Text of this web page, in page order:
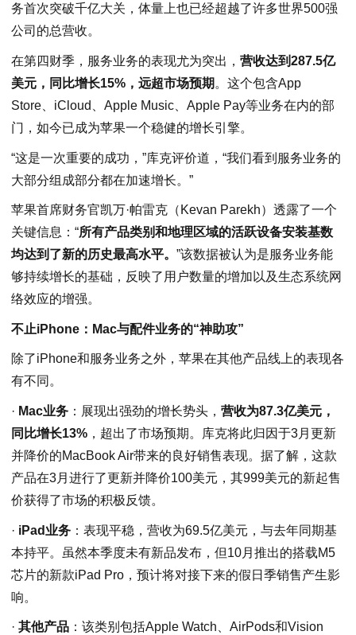
务首次突破千亿大关，体量上也已经超越了许多世界500强
公司的总营收。
在第四财季，服务业务的表现尤为突出， 营收达到287.5亿
美元，同比增长15%，远超市场预期 。这个包含App
Store、iCloud、Apple Music、Apple Pay等业务在内的部
门，如今已成为苹果一个稳健的增长引擎。
“这是一次重要的成功，”库克评价道，“我们看到服务业务的
大部分组成部分都在加速增长。”
苹果首席财务官凯万·帕雷克（Kevan Parekh）透露了一个
关键信息：“所有产品类别和地理区域的活跃设备安装基数
均达到了新的历史最高水平。 ”该数据被认为是服务业务能
够持续增长的基础，反映了用户数量的增加以及生态系统网
络效应的增强。
不止iPhone：Mac与配件业务的“神助攻”
除了iPhone和服务业务之外，苹果在其他产品线上的表现各
有不同。
· Mac业务 ：展现出强劲的增长势头， 营收为87.3亿美元，
同比增长13% ，超出了市场预期。库克将此归因于3月更新
并降价的MacBook Air带来的良好销售表现。据了解，这款
产品在3月进行了更新并降价100美元，其999美元的新起售
价获得了市场的积极反馈。
· iPad业务 ：表现平稳，营收为69.5亿美元，与去年同期基
本持平。虽然本季度未有新品发布，但10月推出的搭载M5
芯片的新款iPad Pro，预计将对接下来的假日季销售产生影
响。
· 其他产品 ：该类别包括Apple Watch、AirPods和Vision